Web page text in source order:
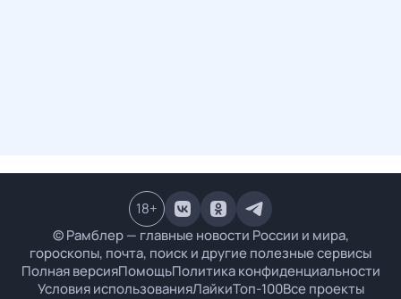
© Рамблер — главные новости России и мира,
гороскопы, почта, поиск и другие полезные сервисы
Полная версияПомощьПолитика конфиденциальности
Условия использованияЛайкиТоп-100Все проекты
18+